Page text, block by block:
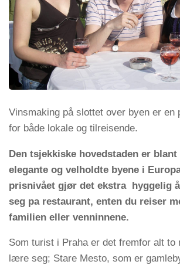
Vinsmaking på slottet over byen er
for både lokale og tilreisende.
Den tsjekkiske hovedstaden er blant
elegante og velholdte byene i
prisnivået gjør det ekstra hyggelig
seg pa restaurant, enten du reiser
familien eller venninnene.
Som turist i Praha er det fremfor alt to
lære seg; Stare Mesto, som er